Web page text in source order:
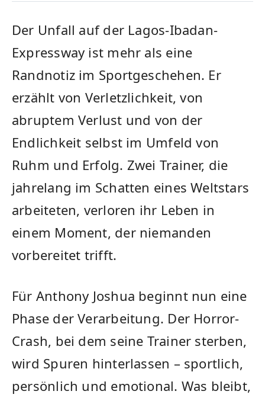
Der Unfall auf der Lagos-Ibadan-
Expressway ist mehr als eine
Randnotiz im Sportgeschehen. Er
erzählt von Verletzlichkeit, von
abruptem Verlust und von der
Endlichkeit selbst im Umfeld von
Ruhm und Erfolg. Zwei Trainer, die
jahrelang im Schatten eines Weltstars
arbeiteten, verloren ihr Leben in
einem Moment, der niemanden
vorbereitet trifft.
Für Anthony Joshua beginnt nun eine
Phase der Verarbeitung. Der Horror-
Crash, bei dem seine Trainer sterben,
wird Spuren hinterlassen – sportlich,
persönlich und emotional. Was bleibt,